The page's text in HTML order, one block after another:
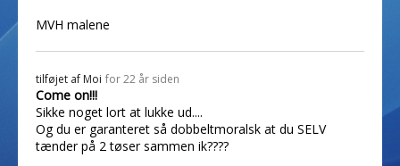
MVH malene
tilføjet af Moi for 22 år siden
Come on!!!
Sikke noget lort at lukke ud....
Og du er garanteret så dobbeltmoralsk at du SELV
tænder på 2 tøser sammen ik????